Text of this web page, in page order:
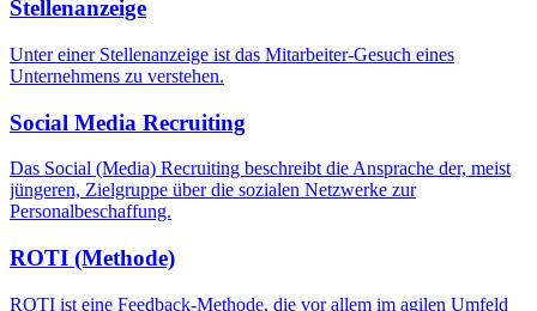
Stellenanzeige
Unter einer Stellenanzeige ist das Mitarbeiter-Gesuch eines
Unternehmens zu verstehen.
Social Media Recruiting
Das Social (Media) Recruiting beschreibt die Ansprache der, meist
jüngeren, Zielgruppe über die sozialen Netzwerke zur
Personalbeschaffung.
ROTI (Methode)
ROTI ist eine Feedback-Methode, die vor allem im agilen Umfeld